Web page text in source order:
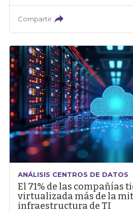
Compartir
ANÁLISIS CENTROS DE DATOS
El 71% de las compañías
virtualizada más de la
infraestructura de TI